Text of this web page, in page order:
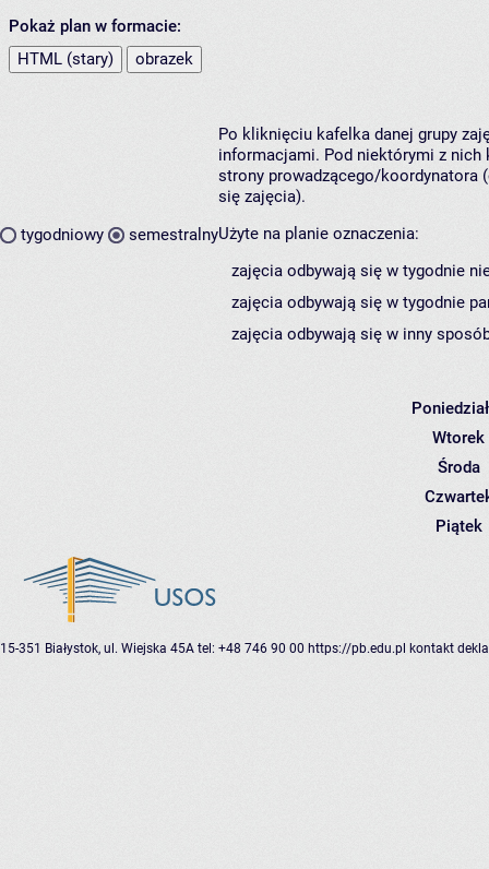
Pokaż plan w formacie:
HTML (stary)
obrazek
tygodniowy semestralny
Po kliknięciu kafelka danej grupy
informacjami. Pod niektórymi z nich
strony prowadzącego/koordynatora
się zajęcia).
Użyte na planie oznaczenia:
zajęcia odbywają się w tygodnie
zajęcia odbywają się w tygodnie
zajęcia odbywają się w inny
Wtorek
Środa
Piątek
15-351 Białystok, ul. Wiejska 45A tel: +48 746 90 00 https://pb.edu.pl kontakt